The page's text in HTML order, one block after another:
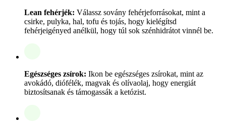
Lean fehérjék: Válassz sovány fehérjeforrásokat, mint a
csirke, pulyka, hal, tofu és tojás, hogy kielégítsd
fehérjeigényed anélkül, hogy túl sok szénhidrátot vinnél be.
Egészséges zsírok: Ikon be egészséges zsírokat, mint az
avokádó, diófélék, magvak és olívaolaj, hogy energiát
biztosítsanak és támogassák a ketózist.